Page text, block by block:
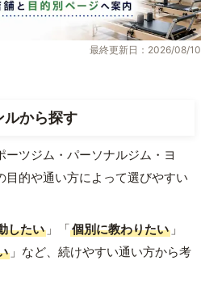
最終更新日：2026/08/10
ルから探す
ツジム・パーソナルジム・ヨ
目的や通い方によって選びやすい
したい 」「個別に教わりたい 」
」など、続けやすい通い方から考